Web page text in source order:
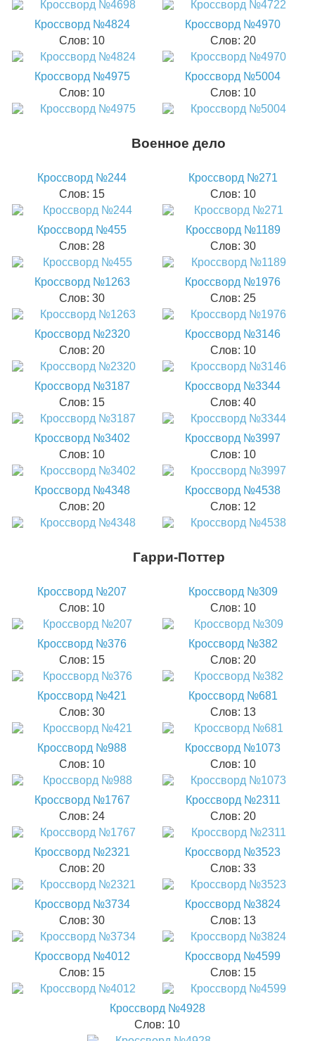
Кроссворд №4824
Слов: 10
Кроссворд №4970
Слов: 20
Кроссворд №4975
Слов: 10
Кроссворд №5004
Слов: 10
Военное дело
Кроссворд №244
Слов: 15
Кроссворд №271
Слов: 10
Кроссворд №455
Слов: 28
Кроссворд №1189
Слов: 30
Кроссворд №1263
Слов: 30
Кроссворд №1976
Слов: 25
Кроссворд №2320
Слов: 20
Кроссворд №3146
Слов: 10
Кроссворд №3187
Слов: 15
Кроссворд №3344
Слов: 40
Кроссворд №3402
Слов: 10
Кроссворд №3997
Слов: 10
Кроссворд №4348
Слов: 20
Кроссворд №4538
Слов: 12
Гарри-Поттер
Кроссворд №207
Слов: 10
Кроссворд №309
Слов: 10
Кроссворд №376
Слов: 15
Кроссворд №382
Слов: 20
Кроссворд №421
Слов: 30
Кроссворд №681
Слов: 13
Кроссворд №988
Слов: 10
Кроссворд №1073
Слов: 10
Кроссворд №1767
Слов: 24
Кроссворд №2311
Слов: 20
Кроссворд №2321
Слов: 20
Кроссворд №3523
Слов: 33
Кроссворд №3734
Слов: 30
Кроссворд №3824
Слов: 13
Кроссворд №4012
Слов: 15
Кроссворд №4599
Слов: 15
Кроссворд №4928
Слов: 10